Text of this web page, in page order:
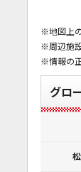
※地図上
※周辺施
※情報の
グロ